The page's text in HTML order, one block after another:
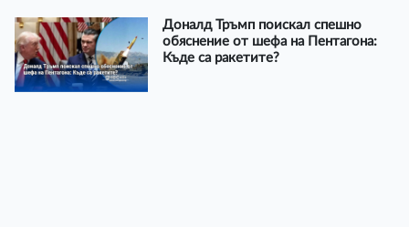
Доналд Тръмп поискал спешно
обяснение от шефа на Пентагона:
Къде са ракетите?